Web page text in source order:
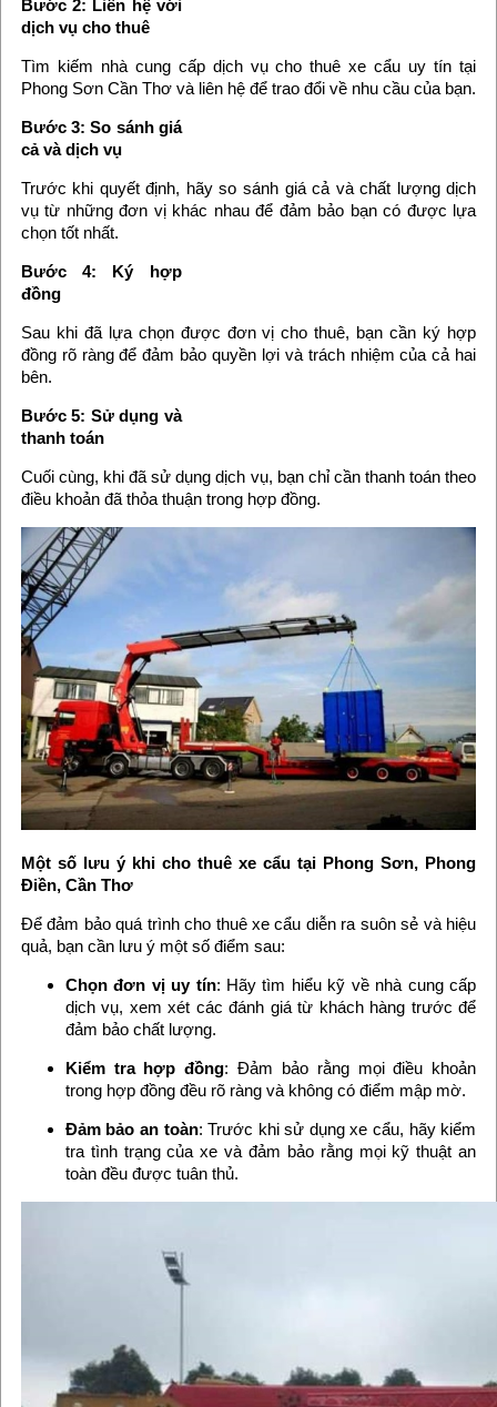
Bước 2: Liên hệ với
dịch vụ cho thuê
Tìm kiếm nhà cung cấp dịch vụ cho thuê xe cẩu uy tín tại
Phong Sơn Cần Thơ và liên hệ để trao đổi về nhu cầu của bạn.
Bước 3: So sánh giá
cả và dịch vụ
Trước khi quyết định, hãy so sánh giá cả và chất lượng dịch
vụ từ những đơn vị khác nhau để đảm bảo bạn có được lựa
chọn tốt nhất.
Bước 4: Ký hợp
đồng
Sau khi đã lựa chọn được đơn vị cho thuê, bạn cần ký hợp
đồng rõ ràng để đảm bảo quyền lợi và trách nhiệm của cả hai
bên.
Bước 5: Sử dụng và
thanh toán
Cuối cùng, khi đã sử dụng dịch vụ, bạn chỉ cần thanh toán theo
điều khoản đã thỏa thuận trong hợp đồng.
Một số lưu ý khi cho thuê xe cẩu tại Phong Sơn, Phong
Điền, Cần Thơ
Để đảm bảo quá trình cho thuê xe cẩu diễn ra suôn sẻ và hiệu
quả, bạn cần lưu ý một số điểm sau:
Chọn đơn vị uy tín: Hãy tìm hiểu kỹ về nhà cung cấp
dịch vụ, xem xét các đánh giá từ khách hàng trước để
đảm bảo chất lượng.
Kiểm tra hợp đồng: Đảm bảo rằng mọi điều khoản
trong hợp đồng đều rõ ràng và không có điểm mập mờ.
Đảm bảo an toàn: Trước khi sử dụng xe cẩu, hãy kiểm
tra tình trạng của xe và đảm bảo rằng mọi kỹ thuật an
toàn đều được tuân thủ.